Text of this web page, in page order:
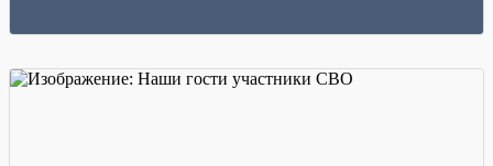
9 июня 2026 года в нашем детском саду прошло собрание для родителей вновь
поступающих воспитанников. Заведующий МБДОУ...